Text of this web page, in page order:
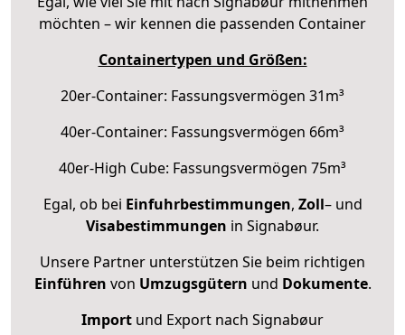
möchten – wir kennen die passenden Container
Containertypen und Größen:
20er-Container: Fassungsvermögen 31m³
40er-Container: Fassungsvermögen 66m³
40er-High Cube: Fassungsvermögen 75m³
Egal, ob bei Einfuhrbestimmungen, Zoll– und
Visabestimmungen in Signabøur.
Unsere Partner unterstützen Sie beim richtigen
Einführen von Umzugsgütern und Dokumente.
Import und Export nach Signabøur